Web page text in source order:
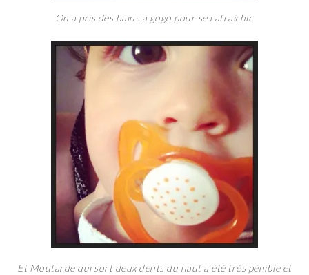
On a pris des bains à gogo pour se rafraîchir.
Et Moutarde qui sort deux dents du haut a été très pénible et